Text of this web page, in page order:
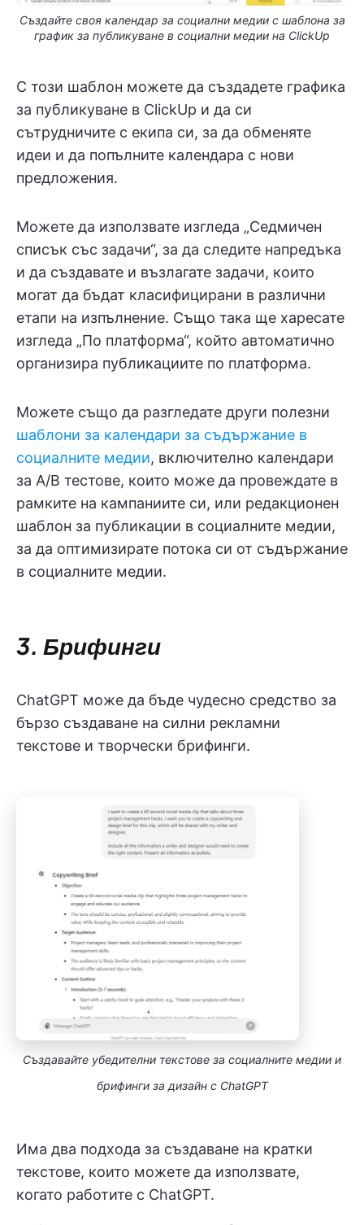
Създайте своя календар за социални медии с шаблона за
график за публикуване в социални медии на ClickUp
С този шаблон можете да създадете графика
за публикуване в ClickUp и да си
сътрудничите с екипа си, за да обменяте
идеи и да попълните календара с нови
предложения.
Можете да използвате изгледа „Седмичен
списък със задачи“, за да следите напредъка
и да създавате и възлагате задачи, които
могат да бъдат класифицирани в различни
етапи на изпълнение. Също така ще харесате
изгледа „По платформа“, който автоматично
организира публикациите по платформа.
Можете също да разгледате други полезни
шаблони за календари за съдържание в
социалните медии, включително календари
за A/B тестове, които може да провеждате в
рамките на кампаниите си, или редакционен
шаблон за публикации в социалните медии,
за да оптимизирате потока си от съдържание
в социалните медии.
3. Брифинги
ChatGPT може да бъде чудесно средство за
бързо създаване на силни рекламни
текстове и творчески брифинги.
Създавайте убедителни текстове за социалните медии и
брифинги за дизайн с ChatGPT
Има два подхода за създаване на кратки
текстове, които можете да използвате,
когато работите с ChatGPT.